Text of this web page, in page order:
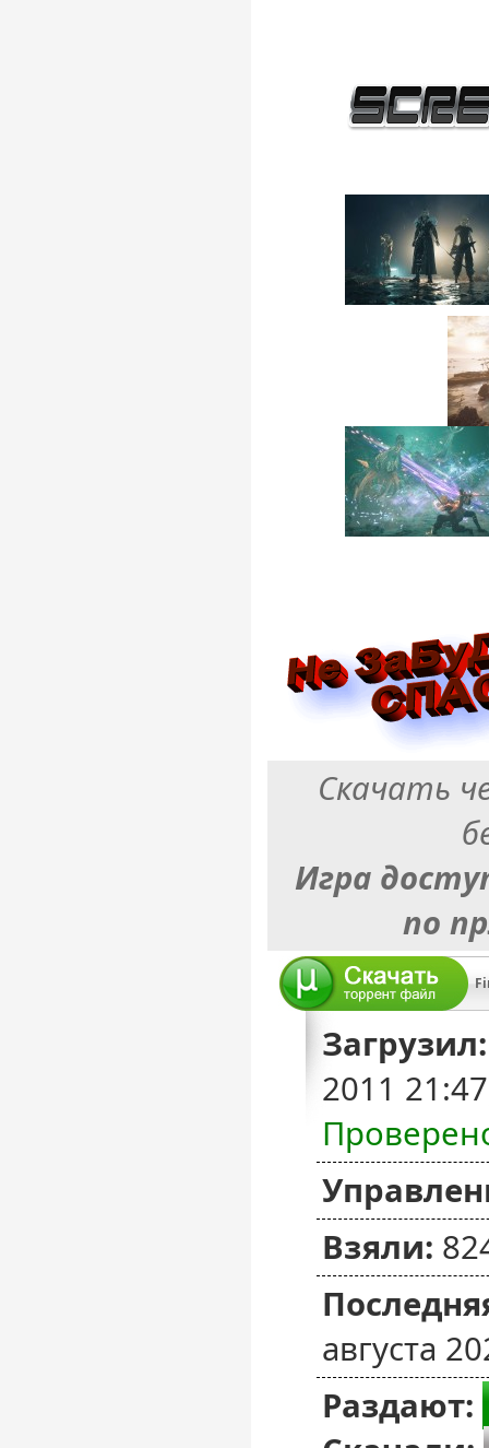
Скачать
Игра
по
Загрузил:
2011
Взяли:
августа
Раздают: